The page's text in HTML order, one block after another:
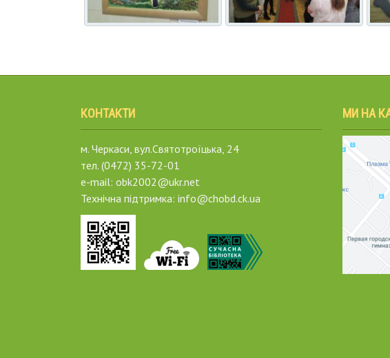
КОНТАКТИ
м. Черкаси, вул.Святотроїцька, 24
тел. (0472) 35-72-01
e-mail: obk2002@ukr.net
Технічна підтримка: info@chobd.ck.ua
МИ НА